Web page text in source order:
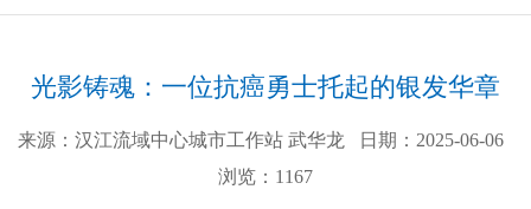
光影铸魂：一位抗癌勇士托起的银发华章
来源：汉江流域中心城市工作站 武华龙
日期：2025-06-06
浏览： 1167